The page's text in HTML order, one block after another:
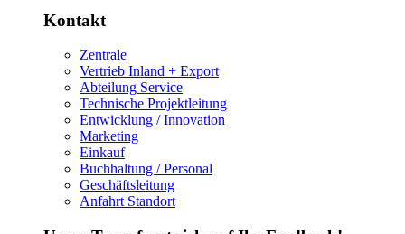
Kontakt
Zentrale
Vertrieb Inland + Export
Abteilung Service
Technische Projektleitung
Entwicklung / Innovation
Marketing
Einkauf
Buchhaltung / Personal
Geschäftsleitung
Anfahrt Standort